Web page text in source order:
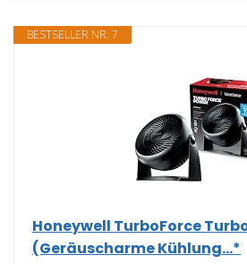
BESTSELLER NR. 7
Honeywell TurboForce
(Geräuscharme Kühlung...*